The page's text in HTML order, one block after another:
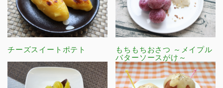
チーズスイートポテト
もちもちおさつ ～メイプル
バターソースがけ～